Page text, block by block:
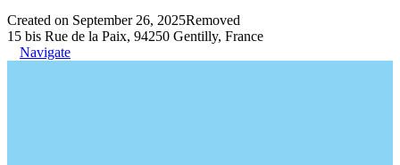
Created on September 26, 2025Removed
15 bis Rue de la Paix, 94250 Gentilly, France
Navigate